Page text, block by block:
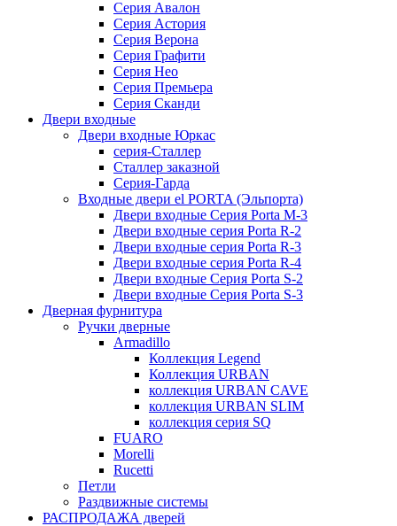
Серия Авалон
Серия Астория
Серия Верона
Серия Графити
Серия Нео
Серия Премьера
Серия Сканди
Двери входные
Двери входные Юркас
серия-Сталлер
Сталлер заказной
Серия-Гарда
Входные двери el PORTA (Эльпорта)
Двери входные Серия Porta M-3
Двери входные серия Porta R-2
Двери входные серия Porta R-3
Двери входные серия Porta R-4
Двери входные Серия Porta S-2
Двери входные Серия Porta S-3
Дверная фурнитура
Ручки дверные
Armadillo
Коллекция Legend
Коллекция URBAN
коллекция URBAN CAVE
коллекция URBAN SLIM
коллекция серия SQ
FUARO
Morelli
Rucetti
Петли
Раздвижные системы
РАСПРОДАЖА дверей